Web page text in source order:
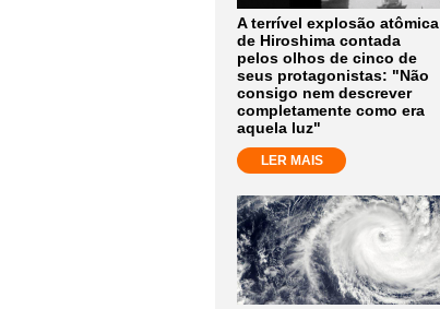
A terrível explosão atômica
de Hiroshima contada
pelos olhos de cinco de
seus protagonistas: "Não
consigo nem descrever
completamente como era
aquela luz"
LER MAIS